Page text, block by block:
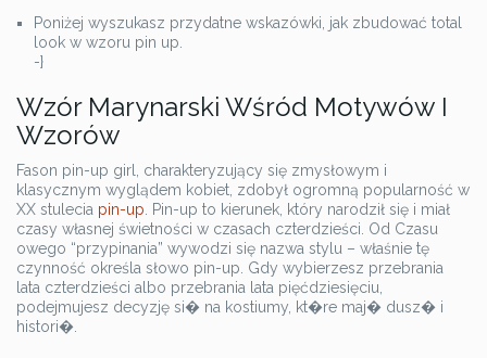
Poniżej wyszukasz przydatne wskazówki, jak zbudować total
look w wzoru pin up.
-}
Wzór Marynarski Wśród Motywów I
Wzorów
Fason pin-up girl, charakteryzujący się zmysłowym i
klasycznym wyglądem kobiet, zdobył ogromną popularność w
XX stulecia pin-up. Pin-up to kierunek, który narodził się i miał
czasy własnej świetności w czasach czterdzieści. Od Czasu
owego “przypinania” wywodzi się nazwa stylu – właśnie tę
czynność określa słowo pin-up. Gdy wybierzesz przebrania
lata czterdzieści albo przebrania lata pięćdziesięciu,
podejmujesz decyzję si� na kostiumy, kt�re maj� dusz� i
histori�.